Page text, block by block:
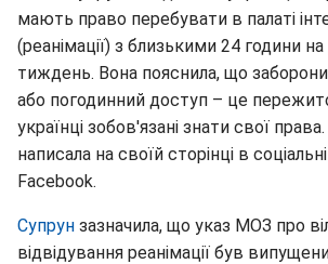
мають право перебувати в палаті
(реанімації) з близькими 24 години на
тиждень. Вона пояснила, що заборони
або погодинний доступ – це
українці зобов'язані знати свої
написала на своїй сторінці в
Facebook.
Супрун зазначила, що указ МОЗ про
відвідування реанімації був